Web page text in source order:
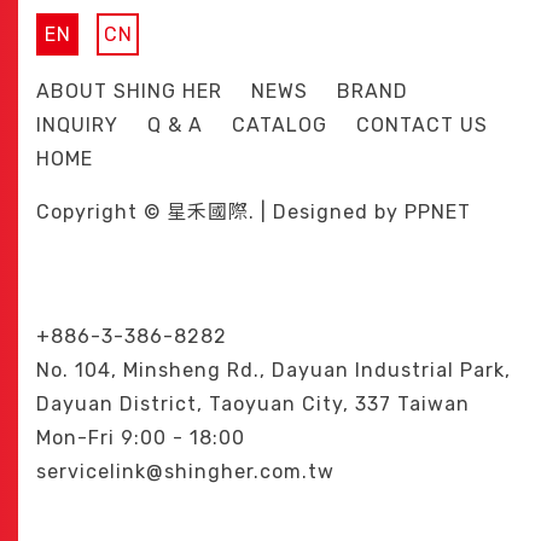
EN CN
ABOUT SHING HER NEWS
BRAND
INQUIRY
Q & A CATALOG
CONTACT US
HOME
Copyright © 星禾國際. | Designed by PPNET
+886-3-386-8282
No. 104, Minsheng Rd., Dayuan Industrial Park,
Dayuan District, Taoyuan City, 337 Taiwan
Mon-Fri 9:00 - 18:00
servicelink@shingher.com.tw